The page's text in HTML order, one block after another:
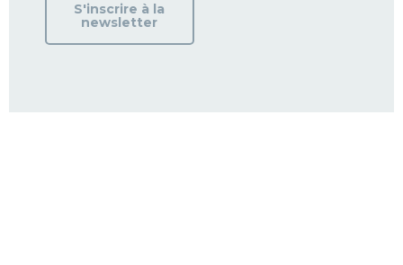
S'inscrire à la
newsletter